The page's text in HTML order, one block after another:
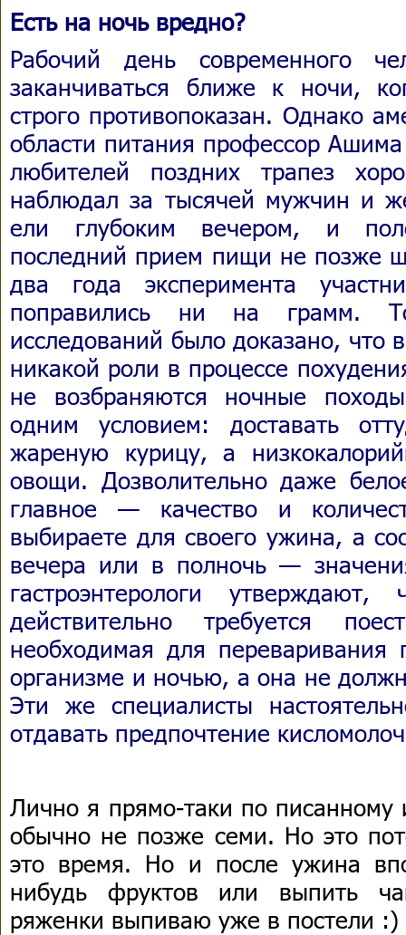
Есть на ночь вредно?
Рабочий день современного
заканчиваться ближе к ночи,
строго противопоказан. Однако
области питания профессор
любителей поздних трапез
наблюдал за тысячей мужчин и
ели глубоким вечером, и
последний прием пищи не позже
два года эксперимента
поправились ни на грамм.
исследований было доказано, что
никакой роли в процессе
не возбраняются ночные
одним условием: доставать
жареную курицу, а
овощи. Дозволительно даже
главное — качество и
выбираете для своего ужина, а
вечера или в полночь —
гастроэнтерологи
действительно требуется
необходимая для
организме и ночью, а она не
Эти же специалисты
отдавать предпочтение
Лично я прямо-таки по
обычно не позже семи. Но это
это время. Но и после ужина
нибудь фруктов или выпить
ряженки выпиваю уже в постели :)